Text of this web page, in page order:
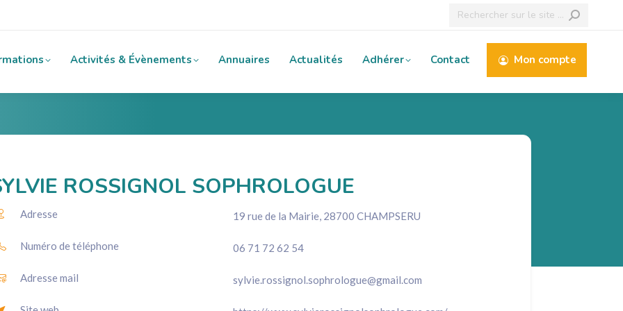
Recherche
Activités & Évènements Annuaires Actualités Adhérer Contact Mon compte
ROSSIGNOL SOPHROLOGUE
Adresse 19 rue de la Mairie, 28700 CHAMPSERU
Numéro de téléphone 06 71 72 62 54
Adresse mail sylvie.rossignol.sophrologue@gmail.com